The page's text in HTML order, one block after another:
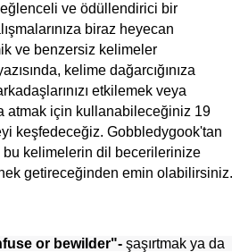
ve ödüllendirici bir
biraz heyecan
ve benzersiz kelimeler
kelime dağarcığınıza
etkilemek veya
atmak için kullanabileceğiniz 19
keşfedeceğiz. Gobbledygook'tan
bu kelimelerin dil becerilerinize
getireceğinden emin olabilirsiniz.
or bewilder"- şaşırtmak ya da